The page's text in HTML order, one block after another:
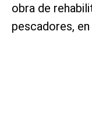
obra de
pescadores,